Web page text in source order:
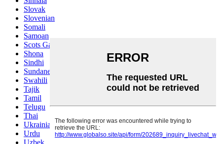
Slovak
Slovenian
Somali
Samoan
Scots Gaelic
Shona
Sindhi
Sundanese
Swahili
Tajik
Tamil
Telugu
Thai
Ukrainian
Urdu